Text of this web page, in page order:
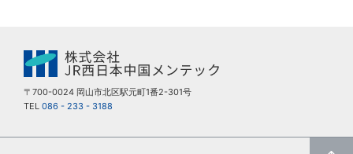
〒700-0024 岡山市北区駅元町1番2-301号
TEL 086 - 233 - 3188